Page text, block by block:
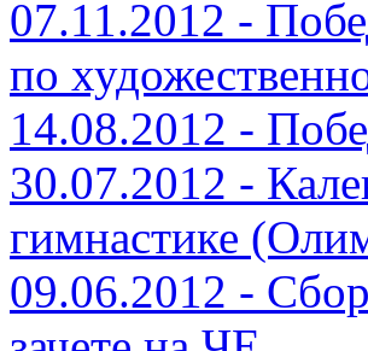
07.11.2012 -
по
14.08.2012 -
30.07.2012 -
гимнастике
09.06.2012 -